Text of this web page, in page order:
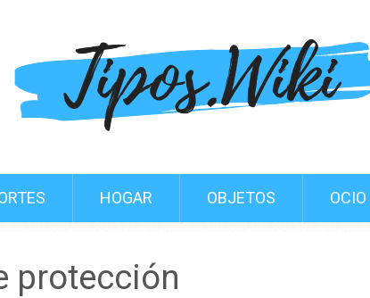
HOGAR OBJETOS OCIO
protección